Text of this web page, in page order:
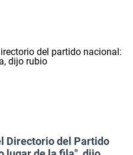
Directorio del Partido